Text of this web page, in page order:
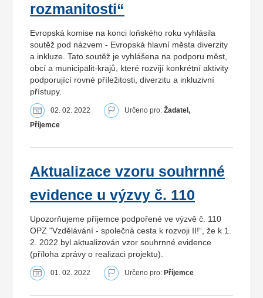
rozmanitosti“
Evropská komise na konci loňského roku vyhlásila
soutěž pod názvem - Evropská hlavní města diverzity
a inkluze. Tato soutěž je vyhlášena na podporu měst,
obcí a municipalit-krajů, které rozvíjí konkrétní aktivity
podporující rovné příležitosti, diverzitu a inkluzivní
přístupy.
02. 02. 2022 Určeno pro: Žadatel,
Příjemce
Aktualizace vzoru souhrnné
evidence u výzvy č. 110
Upozorňujeme příjemce podpořené ve výzvě č. 110
OPZ "Vzdělávání - společná cesta k rozvoji II!“, že k 1.
2. 2022 byl aktualizován vzor souhrnné evidence
(příloha zprávy o realizaci projektu).
01. 02. 2022 Určeno pro: Příjemce